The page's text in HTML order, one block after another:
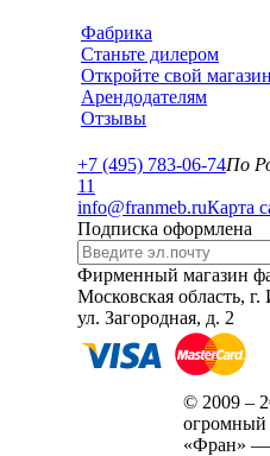
Фабрика
Станьте дилером
Откройте свой магазин
Арендодателям
Отзывы
+7 (495) 783-06-74По
11
info@franmeb.ruКарта
Подписка оформлена
Фирменный магазин
Московская область, г.
ул. Загородная, д. 2
© 2009 –
«Фран» —